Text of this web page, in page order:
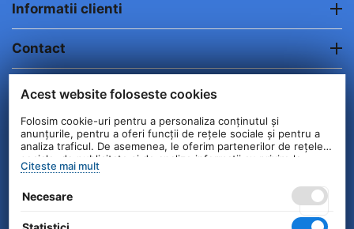
Informatii clienti
Contact
© 2004 - 2026 Unick International. Instalat si
Acest website foloseste cookies
Folosim cookie-uri pentru a personaliza conținutul și
anunțurile, pentru a oferi funcții de rețele sociale și pentru a
analiza traficul. De asemenea, le oferim partenerilor de rețele
sociale, de publicitate și de analize informații cu privire la
modul în care folosiți site-ul nostru. Aceștia le pot combina cu
serviciilor lor.
Citeste mai mult
Necesare